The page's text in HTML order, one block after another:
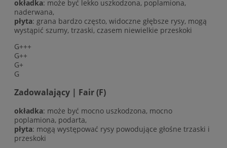
okładka: może być lekko uszkodzona, poplamiona,
naderwana,
płyta: grana bardzo często, widoczne głębsze rysy, mogą
wystąpić szumy, trzaski, czasem niewielkie przeskoki
G+++
G++
G+
G
Zadowalający | Fair (F)
okładka: może być mocno uszkodzona, mocno
poplamiona, podarta,
płyta: mogą występować rysy powodujące głośne trzaski i
przeskoki